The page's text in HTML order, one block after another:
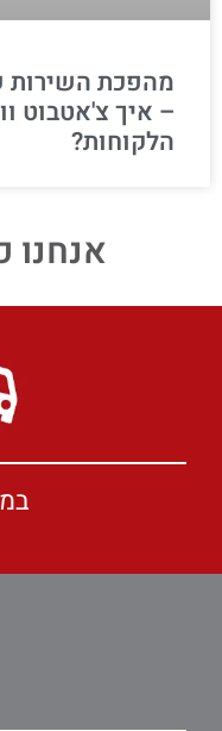
מהפכת
– איך צ'אטבוט
הלקוחות?
אנחנו